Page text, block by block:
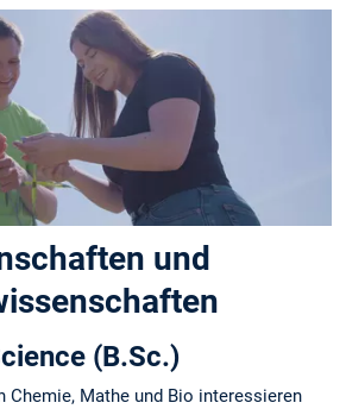
und
(B.Sc.)
Chemie, Mathe und Bio interessieren